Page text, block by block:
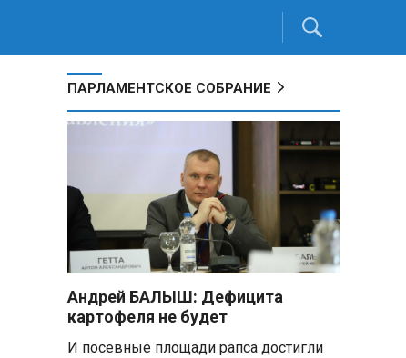
ПАРЛАМЕНТСКОЕ СОБРАНИЕ
Андрей БАЛЫШ: Дефицита
картофеля не будет
И посевные площади рапса достигли